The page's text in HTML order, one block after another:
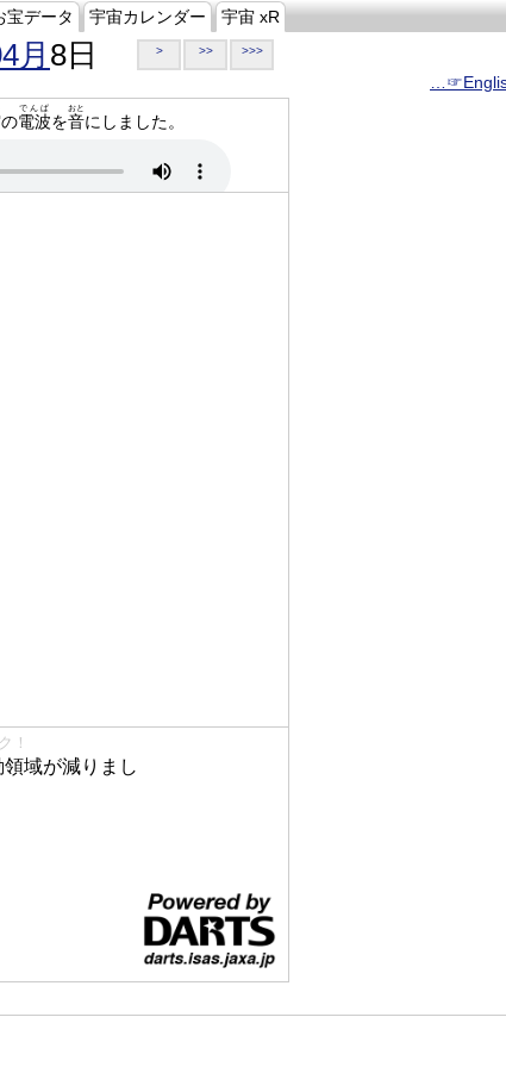
宝データ 宇宙カレンダー 宇宙 xR
月 8日 > >> >>>
の電波
でんぱ
を音
おと
にしました。
！
域が減りまし